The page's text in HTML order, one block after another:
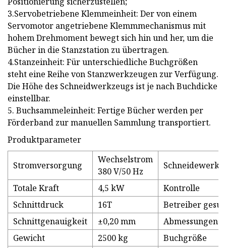
3.Servobetriebene Klemmeinheit: Der von einem
Servomotor angetriebene Klemmmechanismus mit
hohem Drehmoment bewegt sich hin und her, um die
Bücher in die Stanzstation zu übertragen.
4.Stanzeinheit: Für unterschiedliche Buchgrößen
steht eine Reihe von Stanzwerkzeugen zur Verfügung.
Die Höhe des Schneidwerkzeugs ist je nach Buchdicke
einstellbar.
5. Buchsammeleinheit: Fertige Bücher werden per
Förderband zur manuellen Sammlung transportiert.
Produktparameter
Stromversorgung
Wechselstrom
380 V/50 Hz
Totale Kraft 4,5 kW
Kontrolle
Schnittdruck
16T
Betreiber
Schnittgenauigkeit
±0,20 mm
Abmessungen
Gewicht
2500 kg Buchgröße